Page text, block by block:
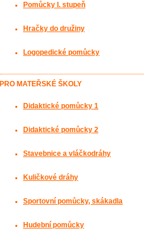
Pomůcky I. stupeň
Hračky do družiny
Logopedické pomůcky
PRO MATEŘSKÉ ŠKOLY
Didaktické pomůcky 1
Didaktické pomůcky 2
Stavebnice a vláčkodráhy
Kuličkové dráhy
Sportovní pomůcky, skákadla
Hudební pomůcky